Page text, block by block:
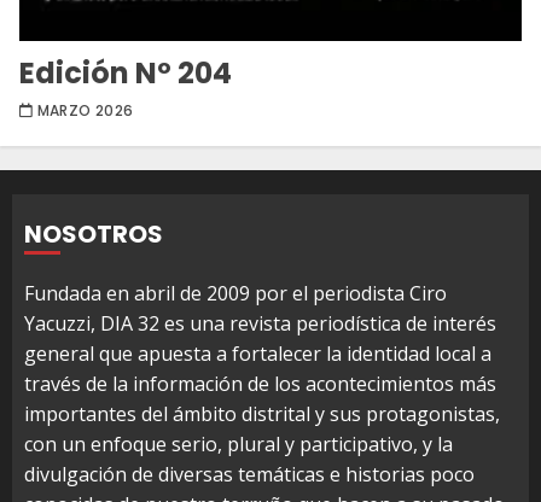
Edición Nº 204
MARZO 2026
NOSOTROS
Fundada en abril de 2009 por el periodista Ciro
Yacuzzi, DIA 32 es una revista periodística de interés
general que apuesta a fortalecer la identidad local a
través de la información de los acontecimientos más
importantes del ámbito distrital y sus protagonistas,
con un enfoque serio, plural y participativo, y la
divulgación de diversas temáticas e historias poco